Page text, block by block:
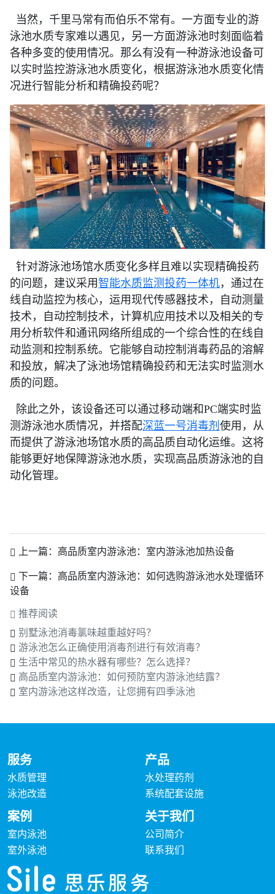
当然，千里马常有而伯乐不常有。一方面专业的游
泳池水质专家难以遇见，另一方面游泳池时刻面临着
各种多变的使用情况。那么有没有一种游泳池设备可
以实时监控游泳池水质变化，根据游泳池水质变化情
况进行智能分析和精确投药呢？
针对游泳池场馆水质变化多样且难以实现精确投药
的问题，建议采用智能水质监测投药一体机，通过在
线自动监控为核心，运用现代传感器技术，自动测量
技术，自动控制技术，计算机应用技术以及相关的专
用分析软件和通讯网络所组成的一个综合性的在线自
动监测和控制系统。它能够自动控制消毒药品的溶解
和投放，解决了泳池场馆精确投药和无法实时监测水
质的问题。
除此之外，该设备还可以通过移动端和PC端实时监
测游泳池水质情况，并搭配深蓝一号消毒剂 使用，从
而提供了游泳池场馆水质的高品质自动化运维。这将
能够更好地保障游泳池水质，实现高品质游泳池的自
动化管理。
上一篇： 高品质室内游泳池：室内游泳池加热设备
下一篇： 高品质室内游泳池：如何选购游泳池水处理循环
设备
推荐阅读
别墅泳池消毒氯味越重越好吗？
游泳池怎么正确使用消毒剂进行有效消毒？
生活中常见的热水器有哪些？怎么选择？
高品质室内游泳池：如何预防室内游泳池结露？
室内游泳池这样改造，让您拥有四季泳池
服务
水质管理
泳池改造
产品
水处理药剂
系统配套设施
案例
室内泳池
室外泳池
关于我们
公司简介
联系我们